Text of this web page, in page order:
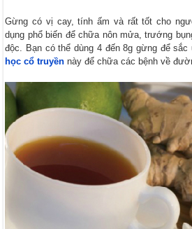
Gừng có vị cay, tính ấm và rất tốt cho
dụng phổ biến để chữa nôn mửa, trướng
độc. Bạn có thể dùng 4 đến 8g gừng để sắc
học cổ truyền này để chữa các bệnh về